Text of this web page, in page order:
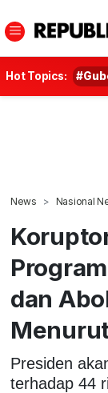
Hot Topics:
News Nasional
dan
Presiden
terhadap 44